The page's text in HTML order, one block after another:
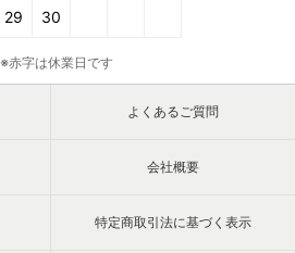
29 30
※赤字は休業日です
よくあるご質問
会社概要
特定商取引法に基づく表示